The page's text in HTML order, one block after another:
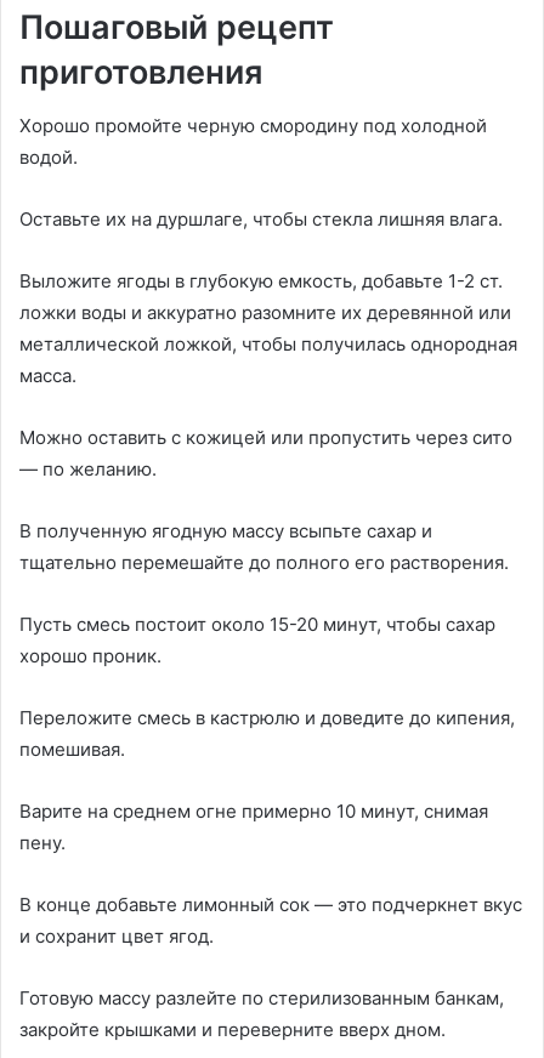
Пошаговый рецепт
приготовления
Хорошо промойте черную смородину под холодной
водой.
Оставьте их на дуршлаге, чтобы стекла лишняя влага.
Выложите ягоды в глубокую емкость, добавьте 1-2 ст.
ложки воды и аккуратно разомните их деревянной или
металлической ложкой, чтобы получилась однородная
масса.
Можно оставить с кожицей или пропустить через сито
— по желанию.
В полученную ягодную массу всыпьте сахар и
тщательно перемешайте до полного его растворения.
Пусть смесь постоит около 15-20 минут, чтобы сахар
хорошо проник.
Переложите смесь в кастрюлю и доведите до кипения,
помешивая.
Варите на среднем огне примерно 10 минут, снимая
пену.
В конце добавьте лимонный сок — это подчеркнет вкус
и сохранит цвет ягод.
Готовую массу разлейте по стерилизованным банкам,
закройте крышками и переверните вверх дном.